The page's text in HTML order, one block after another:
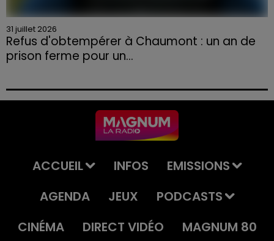
31 juillet 2026
Refus d'obtempérer à Chaumont : un an de
prison ferme pour un...
permis et la confiscation de son véhicule.
ACCUEIL INFOS
EMISSIONS
AGENDA
JEUX
PODCASTS
CINÉMA
DIRECT VIDÉO MAGNUM 80